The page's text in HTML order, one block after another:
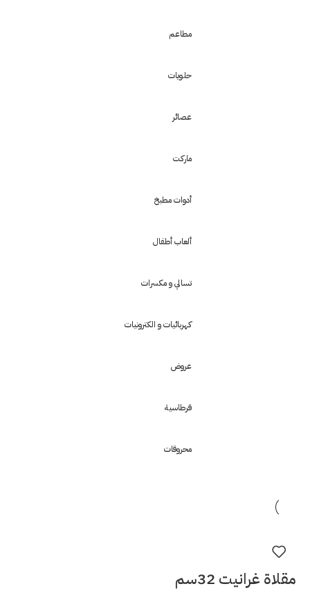
مطاعم
حلويات
عصائر
ماركت
أدوات مطبخ
ألعاب أطفال
تسالي و مكسرات
كهربائيات و الكترونيات
عروض
قرطاسية
محروقات
مقلاة غرانيت 32سم